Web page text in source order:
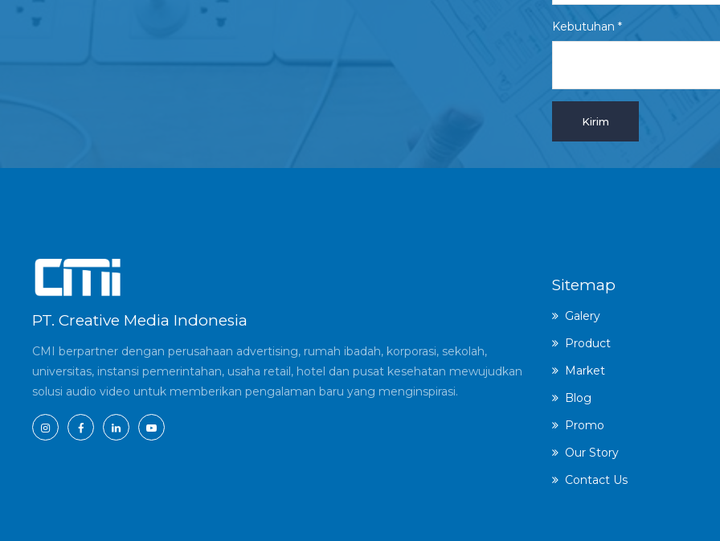
Kebutuhan *
PT. Creative Media Indonesia
CMI berpartner dengan perusahaan advertising, rumah ibadah, korporasi, sekolah,
universitas, instansi pemerintahan, usaha retail, hotel dan pusat kesehatan mewujudkan
solusi audio video untuk memberikan pengalaman baru yang menginspirasi.
Sitemap
Galery
Product
Market
Blog
Promo
Our Story
Contact Us